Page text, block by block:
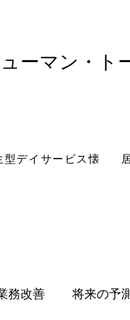
ーマン・ト
型デイサービス懐
務改善 将来の予